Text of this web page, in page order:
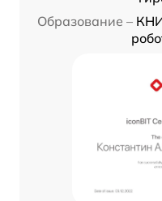
Образование –